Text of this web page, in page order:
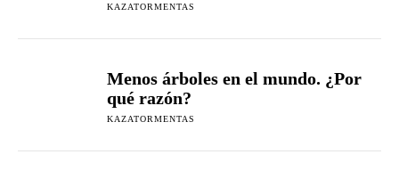
KAZATORMENTAS
Menos árboles en el mundo. ¿Por
qué razón?
KAZATORMENTAS